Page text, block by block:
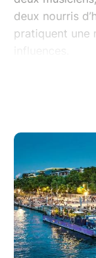
deux nourris
pratiquent une
créations
incitation
Le duo est
et bassiste
confluant de la
musiques